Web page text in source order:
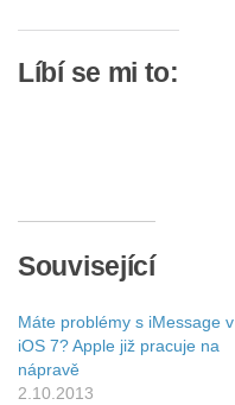
Líbí se mi to:
Související
Máte problémy s iMessage v
iOS 7? Apple již pracuje na
nápravě
2.10.2013